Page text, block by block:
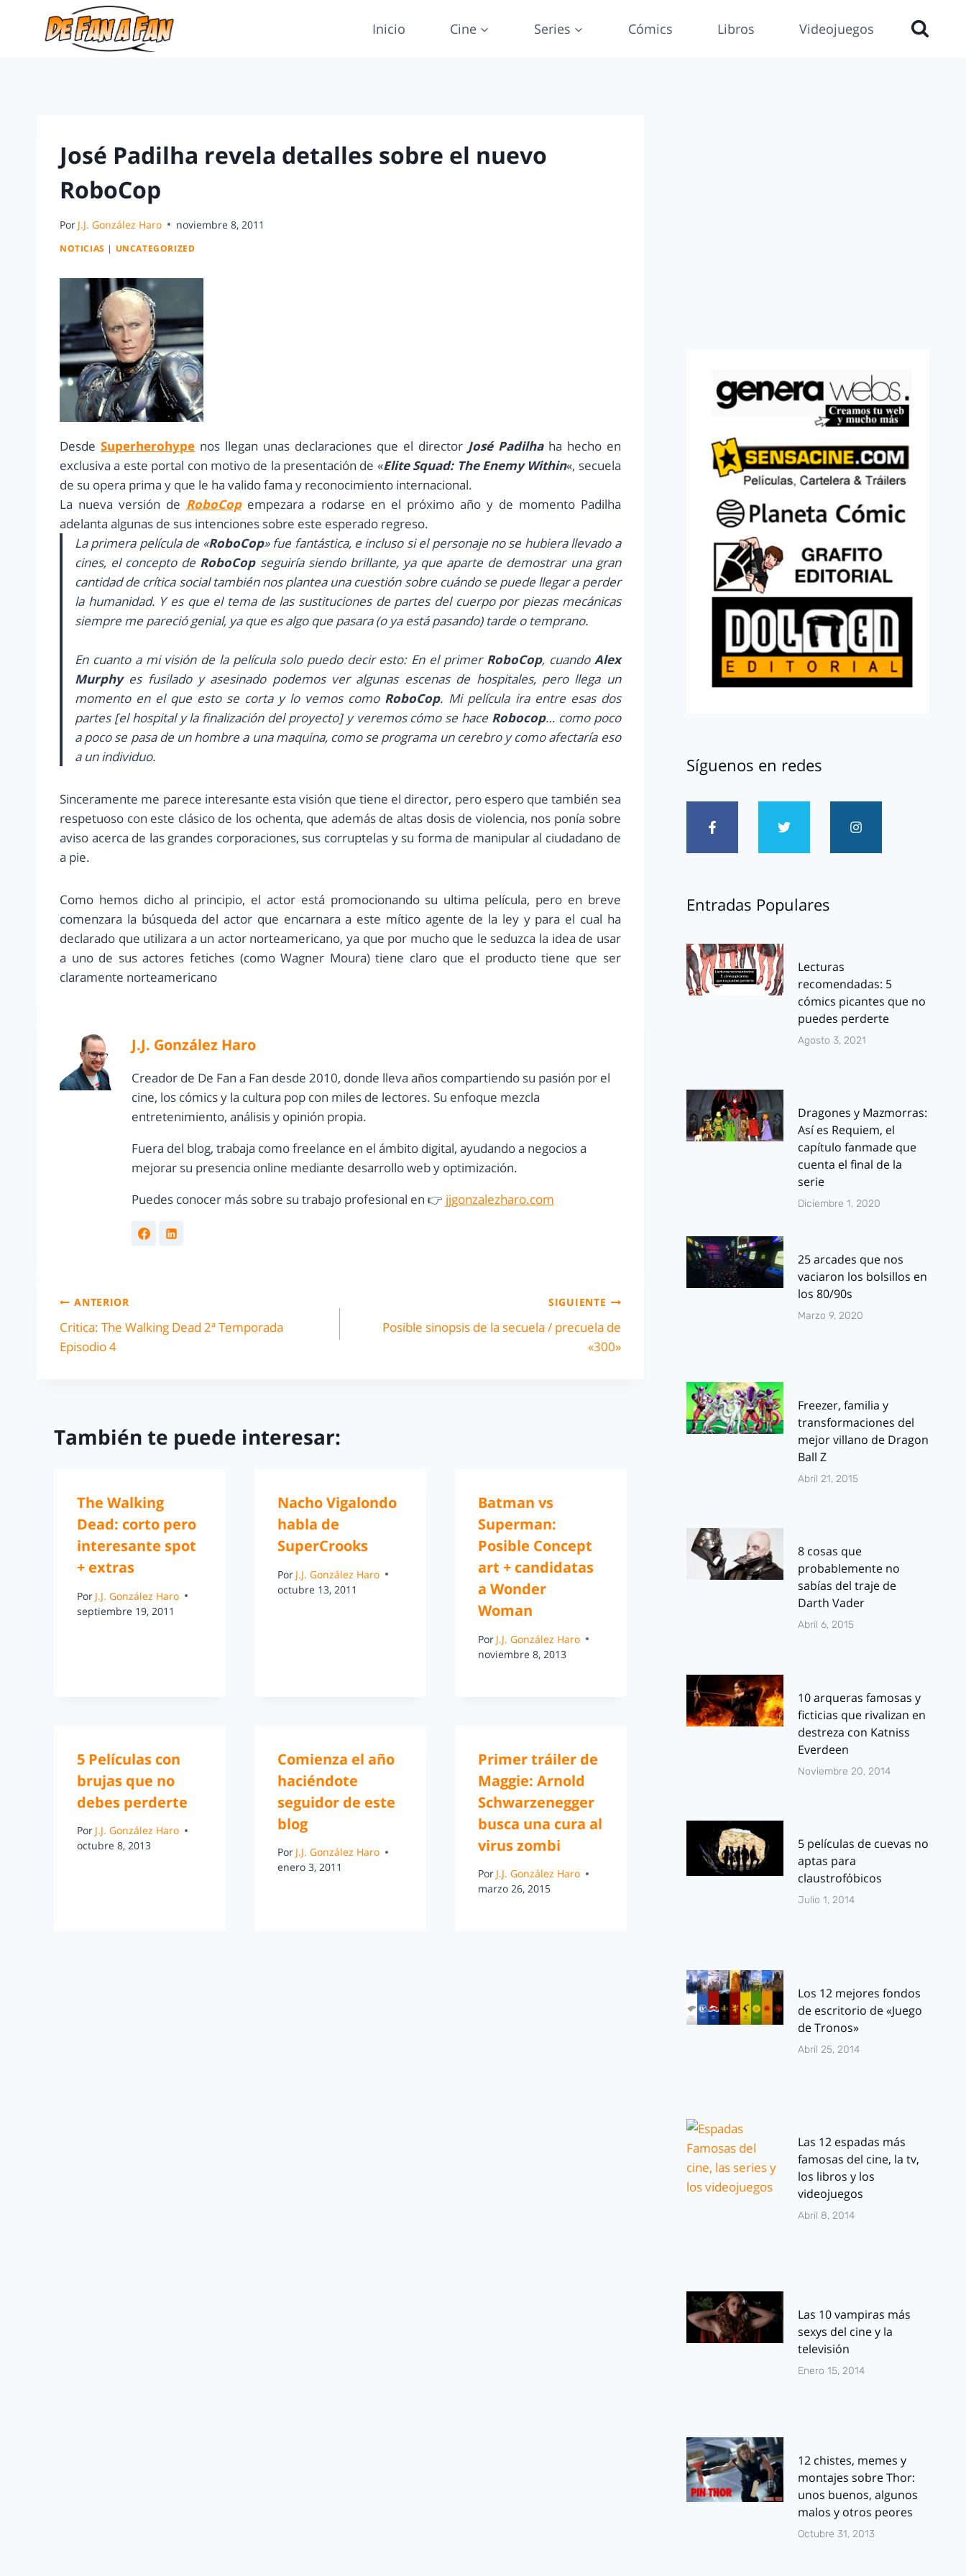
Inicio Cine Series Cómics Libros Videojuegos
José Padilha revela detalles sobre el nuevo
RoboCop
Por J.J. González Haro noviembre 8, 2011
NOTICIAS | UNCATEGORIZED
Desde Superherohypenos llegan unas declaraciones que el director José Padilhaha hecho en
exclusiva a este portal con motivo de la presentación de «Elite Squad: The Enemy Within«, secuela
de su opera prima y que le ha valido fama y reconocimiento internacional.
La nueva versión de RoboCopempezara a rodarse en el próximo año y de momento Padilha
adelanta algunas de sus intenciones sobre este esperado regreso.
La primera película de «RoboCop» fue fantástica, e incluso si el personaje no se hubiera llevado a
cines, el concepto de RoboCopseguiría siendo brillante, ya que aparte de demostrar una gran
cantidad de crítica social también nos plantea una cuestión sobre cuándo se puede llegar a perder
la humanidad. Y es que el tema de las sustituciones de partes del cuerpo por piezas mecánicas
siempre me pareció genial, ya que es algo que pasara (o ya está pasando) tarde o temprano.
En cuanto a mi visión de la película solo puedo decir esto: En el primer RoboCop, cuando Alex
Murphyes fusilado y asesinado podemos ver algunas escenas de hospitales, pero llega un
momento en el que esto se corta y lo vemos como RoboCop. Mi película ira entre esas dos
partes [el hospital y la finalización del proyecto] y veremos cómo se hace Robocop… como poco
a poco se pasa de un hombre a una maquina, como se programa un cerebro y como afectaría eso
a un individuo.
Sinceramente me parece interesante esta visión que tiene el director, pero espero que también sea
respetuoso con este clásico de los ochenta, que además de altas dosis de violencia, nos ponía sobre
aviso acerca de las grandes corporaciones, sus corruptelas y su forma de manipular al ciudadano de
a pie.
Como hemos dicho al principio, el actor está promocionando su ultima película, pero en breve
comenzara la búsqueda del actor que encarnara a este mítico agente de la ley y para el cual ha
declarado que utilizara a un actor norteamericano, ya que por mucho que le seduzca la idea de usar
a uno de sus actores fetiches (como Wagner Moura) tiene claro que el producto tiene que ser
claramente norteamericano
J.J. González Haro
Creador de De Fan a Fan desde 2010, donde lleva años compartiendo su pasión por el
cine, los cómics y la cultura pop con miles de lectores. Su enfoque mezcla
entretenimiento, análisis y opinión propia.
Fuera del blog, trabaja como freelance en el ámbito digital, ayudando a negocios a
mejorar su presencia online mediante desarrollo web y optimización.
Puedes conocer más sobre su trabajo profesional en 👉 jjgonzalezharo.com
ANTERIOR
Critica: The Walking Dead 2ª Temporada
Episodio 4
SIGUIENTE
Posible sinopsis de la secuela / precuela de
«300»
También te puede interesar:
The Walking
Dead: corto pero
interesante spot
+ extras
Por J.J. González Haro
septiembre 19, 2011
Nacho Vigalondo
habla de
SuperCrooks
Por J.J. González Haro
octubre 13, 2011
Batman vs
Superman:
Posible Concept
art + candidatas
a Wonder
Woman
Por J.J. González Haro
noviembre 8, 2013
5 Películas con
brujas que no
debes perderte
Por J.J. González Haro
octubre 8, 2013
Comienza el año
haciéndote
seguidor de este
blog
Por J.J. González Haro
enero 3, 2011
Primer tráiler de
Maggie: Arnold
Schwarzenegger
busca una cura al
virus zombi
Por J.J. González Haro
marzo 26, 2015
Síguenos en redes
Entradas Populares
Lecturas
recomendadas: 5
cómics picantes que no
puedes perderte
Agosto 3, 2021
Dragones y Mazmorras:
Así es Requiem, el
capítulo fanmade que
cuenta el final de la
serie
Diciembre 1, 2020
25 arcades que nos
vaciaron los bolsillos en
los 80/90s
Marzo 9, 2020
Freezer, familia y
transformaciones del
mejor villano de Dragon
Ball Z
Abril 21, 2015
8 cosas que
probablemente no
sabías del traje de
Darth Vader
Abril 6, 2015
10 arqueras famosas y
ficticias que rivalizan en
destreza con Katniss
Everdeen
Noviembre 20, 2014
5 películas de cuevas no
aptas para
claustrofóbicos
Julio 1, 2014
Los 12 mejores fondos
de escritorio de «Juego
de Tronos»
Abril 25, 2014
Las 12 espadas más
famosas del cine, la tv,
los libros y los
videojuegos
Abril 8, 2014
Las 10 vampiras más
sexys del cine y la
televisión
Enero 15, 2014
12 chistes, memes y
montajes sobre Thor:
unos buenos, algunos
malos y otros peores
Octubre 31, 2013